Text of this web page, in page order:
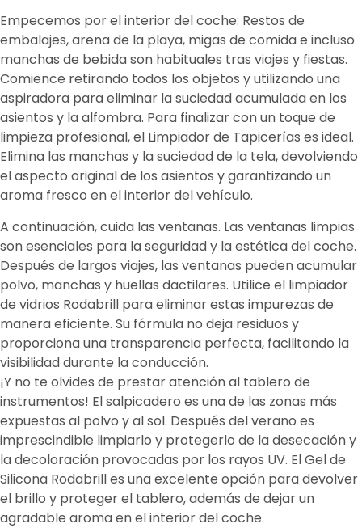
Empecemos por el interior del coche: Restos de
embalajes, arena de la playa, migas de comida e incluso
manchas de bebida son habituales tras viajes y fiestas.
Comience retirando todos los objetos y utilizando una
aspiradora para eliminar la suciedad acumulada en los
asientos y la alfombra. Para finalizar con un toque de
limpieza profesional, el Limpiador de Tapicerías es ideal.
Elimina las manchas y la suciedad de la tela, devolviendo
el aspecto original de los asientos y garantizando un
aroma fresco en el interior del vehículo.
A continuación, cuida las ventanas. Las ventanas limpias
son esenciales para la seguridad y la estética del coche.
Después de largos viajes, las ventanas pueden acumular
polvo, manchas y huellas dactilares. Utilice el limpiador
de vidrios Rodabrill para eliminar estas impurezas de
manera eficiente. Su fórmula no deja residuos y
proporciona una transparencia perfecta, facilitando la
visibilidad durante la conducción.
¡Y no te olvides de prestar atención al tablero de
instrumentos! El salpicadero es una de las zonas más
expuestas al polvo y al sol. Después del verano es
imprescindible limpiarlo y protegerlo de la desecación y
la decoloración provocadas por los rayos UV. El Gel de
Silicona Rodabrill es una excelente opción para devolver
el brillo y proteger el tablero, además de dejar un
agradable aroma en el interior del coche.